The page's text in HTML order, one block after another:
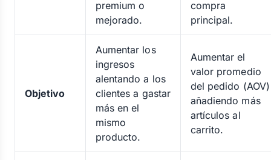
premium o
mejorado.
compra
principal.
Objetivo
Aumentar los
ingresos
alentando a los
clientes a gastar
más en el
mismo
producto.
Aumentar el
valor promedio
del pedido (AOV)
añadiendo más
artículos al
carrito.